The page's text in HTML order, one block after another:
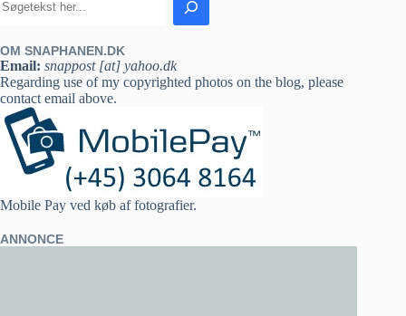
OM SNAPHANEN.DK
Email: snappost [at] yahoo.dk
Regarding use of my copyrighted photos on the blog, please
contact email above.
Mobile Pay ved køb af fotografier.
ANNONCE